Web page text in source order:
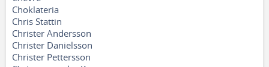
Choklateria
Chris Stattin
Christer Andersson
Christer Danielsson
Christer Pettersson